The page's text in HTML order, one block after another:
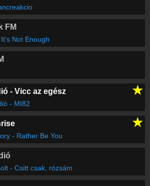
FM
Not Enough
- Vicc az egész ★
- MI82
★
- Rather Be You
- Csitt csak, rózsám